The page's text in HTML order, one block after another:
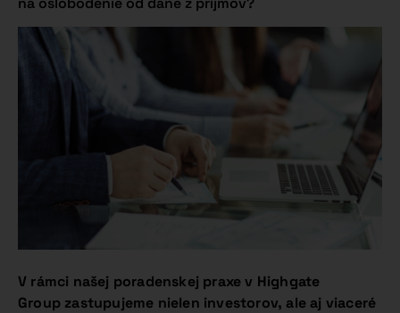
V rámci našej poradenskej praxe v Highgate
Group zastupujeme nielen investorov, ale aj viaceré